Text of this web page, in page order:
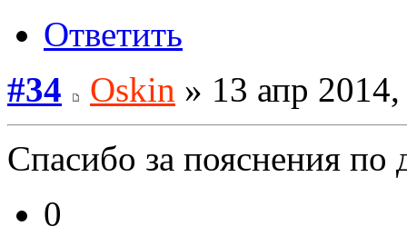
Ответить
#34
Oskin » 13 апр
Спасибо за пояснения
0